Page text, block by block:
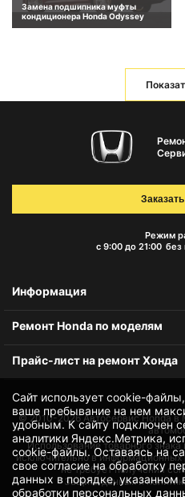
Замена подшипника муфты
кондиционера Honda Odyssey
Сайт использует cookie-
ваше пребывание на нем
удобным. К cайту подключен
аналитики Яндекс.Метрика,
cookie-файлы. Оставаясь на
своесогласие на обработку
данных в порядке, указанном
обработки персональных
Режим
с 9:00 до 21:00 без
Информация
Ремонт Honda по моделям
Прайс-лист на ремонт Хонда
© 2010-2026Автосервис Honda в
Использование товарного знака
исключительно в
не требует получения
Защита данных и